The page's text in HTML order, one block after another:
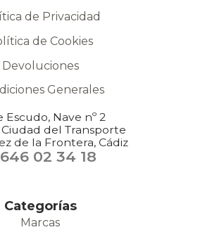
de Privacidad
de Cookies
Devoluciones
Generales
Escudo, Nave nº 2
Ciudad del Transporte
de la Frontera, Cádiz
646 02 34 18
Categorías
Marcas